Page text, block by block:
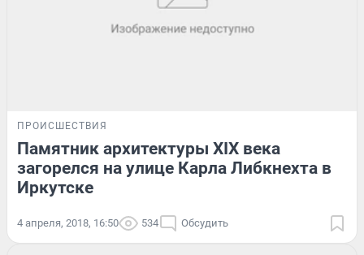
ПРОИСШЕСТВИЯ
Памятник архитектуры XIX века
загорелся на улице Карла Либкнехта в
Иркутске
4 апреля, 2018, 16:50 534 Обсудить